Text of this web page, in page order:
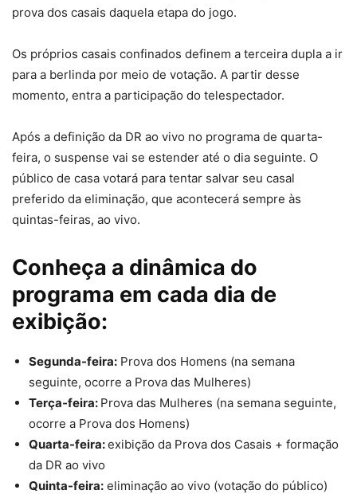
prova dos casais daquela etapa do jogo.
Os próprios casais confinados definem a terceira dupla a ir
para a berlinda por meio de votação. A partir desse
momento, entra a participação do telespectador.
Após a definição da DR ao vivo no programa de quarta-
feira, o suspense vai se estender até o dia seguinte. O
público de casa votará para tentar salvar seu casal
preferido da eliminação, que acontecerá sempre às
quintas-feiras, ao vivo.
Conheça a dinâmica do
programa em cada dia de
exibição:
Segunda-feira: Prova dos Homens (na semana
seguinte, ocorre a Prova das Mulheres)
Terça-feira: Prova das Mulheres (na semana seguinte,
ocorre a Prova dos Homens)
Quarta-feira:exibição da Prova dos Casais + formação
da DR ao vivo
Quinta-feira: eliminação ao vivo (votação do público)